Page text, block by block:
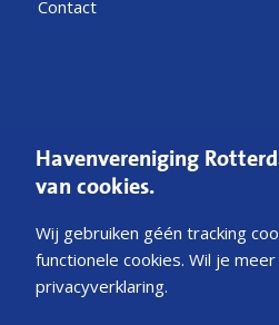
Contact
Postbus 54200
EMail ons
KvK 40341231
Havenvereniging
van cookies.
Wij gebruiken géén tracking
functionele cookies. Wil je
privacyverklaring.